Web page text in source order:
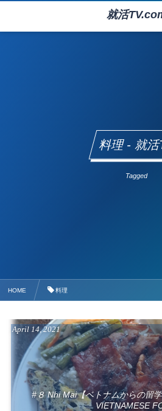
就活
料理 - 就活
Tagged
HOME 料理
#８ Nhi Mai【ベトナムからの留
VIETNAMESE
April 14,2021